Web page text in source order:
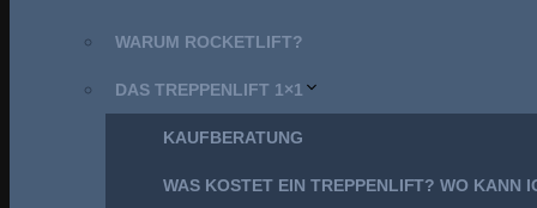
WARUM ROCKETLIFT?
DAS TREPPENLIFT 1×1
KAUFBERATUNG
WAS KOSTET EIN TREPPENLIFT? WO KANN